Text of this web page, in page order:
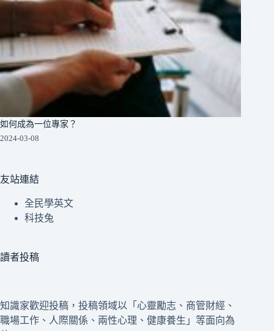
如何成為一位專家？
2024-03-08
友站連結
全民學英文
科技兔
讀者投稿
知識家歡迎投稿，投稿領域以「心靈勵志、商管財經、
職場工作、人際關係、兩性心理、健康養生」等面向為